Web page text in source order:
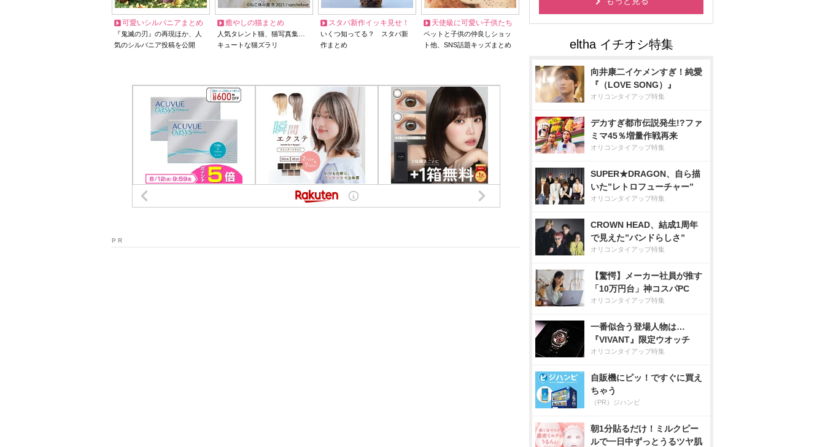
可愛いシルバニアまとめ
『鬼滅の刃』の再現ほか、人
気のシルバニア投稿を公開
癒やしの猫まとめ
人気タレント猫、猫写真集…
キュートな猫ズラリ
スタバ新作イッキ見せ！
いくつ知ってる？ スタバ新
作まとめ
天使級に可愛い子供たち
ペットと子供の仲良しショッ
ト他、SNS話題キッズまとめ
P R
向井康二イケメンすぎ！純愛
『（LOVE SONG）』
オリコンタイアップ特集
デカすぎ都市伝説発生!?ファ
ミマ45％増量作戦再来
オリコンタイアップ特集
SUPER★DRAGON、自ら描
いた”レトロフューチャー”
オリコンタイアップ特集
CROWN HEAD、結成1周年
で見えた”バンドらしさ”
オリコンタイアップ特集
【驚愕】メーカー社員が推す
「10万円台」神コスパPC
オリコンタイアップ特集
一番似合う登場人物は…
『VIVANT』限定ウオッチ
オリコンタイアップ特集
自販機にピッ！ですぐに買え
ちゃう
（PR）ジハンピ
朝1分貼るだけ！ミルクピー
ルで一日中ずっとうるツヤ肌